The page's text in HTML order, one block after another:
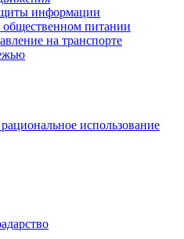
информации
питании
на транспорте
использование